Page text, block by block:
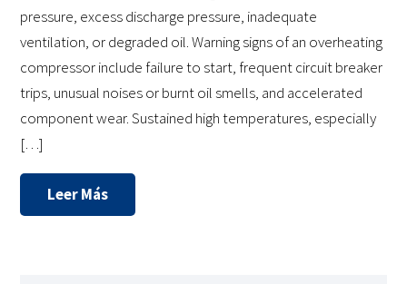
pressure, excess discharge pressure, inadequate
ventilation, or degraded oil. Warning signs of an overheating
compressor include failure to start, frequent circuit breaker
trips, unusual noises or burnt oil smells, and accelerated
component wear. Sustained high temperatures, especially
[…]
Leer Más